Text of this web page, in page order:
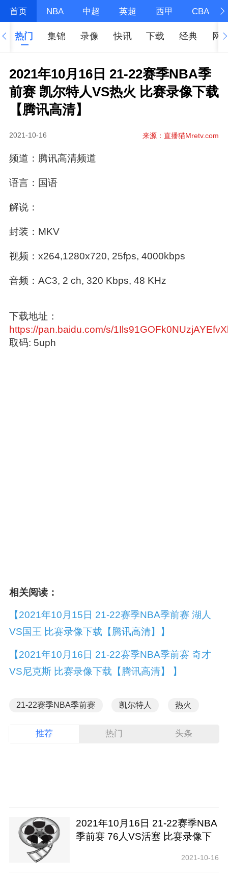
首页 NBA 中超 英超 西甲 CBA
热门 集锦 录像 快讯 下载 经典 网
2021年10月16日 21-22赛季NBA季
前赛 凯尔特人VS热火 比赛录像下载
【腾讯高清】
2021-10-16 来源：直播猫Mretv.com
频道：腾讯高清频道
语言：国语
解说：
封装：MKV
视频：x264,1280x720, 25fps, 4000kbps
音频：AC3, 2 ch, 320 Kbps, 48 KHz
下载地址：
https://pan.baidu.com/s/
取码: 5uph
相关阅读：
【2021年10月15日 21-22赛季NBA季前赛 湖人
VS国王 比赛录像下载【腾讯高清】】
【2021年10月16日 21-22赛季NBA季前赛 奇才
VS尼克斯 比赛录像下载【腾讯高清】 】
21-22赛季NBA季前赛 凯尔特人 热火
推荐 热门 头条
2021年10月16日 21-22赛季NBA
季前赛 76人VS活塞 比赛录像下
2021-10-16